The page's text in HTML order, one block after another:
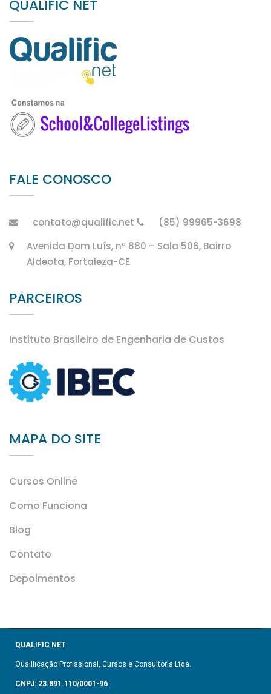
QUALIFIC NET
FALE CONOSCO
contato@qualific.net
(85) 99965-3698
Avenida Dom Luís, nº 880 – Sala 506, Bairro
Aldeota, Fortaleza-CE
PARCEIROS
Instituto Brasileiro de Engenharia de Custos
MAPA DO SITE
Cursos Online
Como Funciona
Blog
Contato
Depoimentos
QUALIFIC NET
Qualificação Profissional, Cursos e Consultoria Ltda.
CNPJ: 23.891.110/0001-96